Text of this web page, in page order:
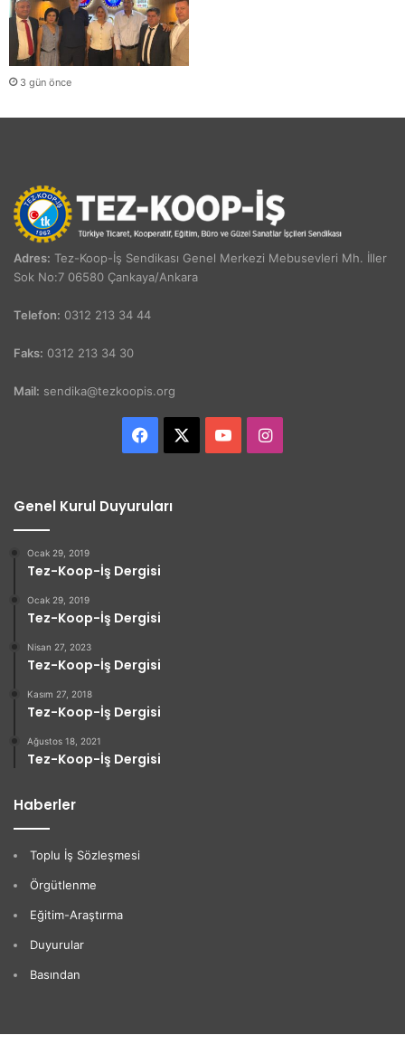
3 gün önce
Adres: Tez-Koop-İş Sendikası Genel Merkezi Mebusevleri Mh. İller
Sok No:7 06580 Çankaya/Ankara
Telefon: 0312 213 34 44
Faks: 0312 213 34 30
Mail: sendika@tezkoopis.org
Facebook YouTubeInstagram
Genel Kurul Duyuruları
Ocak 29, 2019
Tez-Koop-İş Dergisi
Ocak 29, 2019
Tez-Koop-İş Dergisi
Nisan 27, 2023
Tez-Koop-İş Dergisi
Kasım 27, 2018
Tez-Koop-İş Dergisi
Ağustos 18, 2021
Tez-Koop-İş Dergisi
Haberler
Toplu İş Sözleşmesi
Örgütlenme
Eğitim-Araştırma
Duyurular
Basından